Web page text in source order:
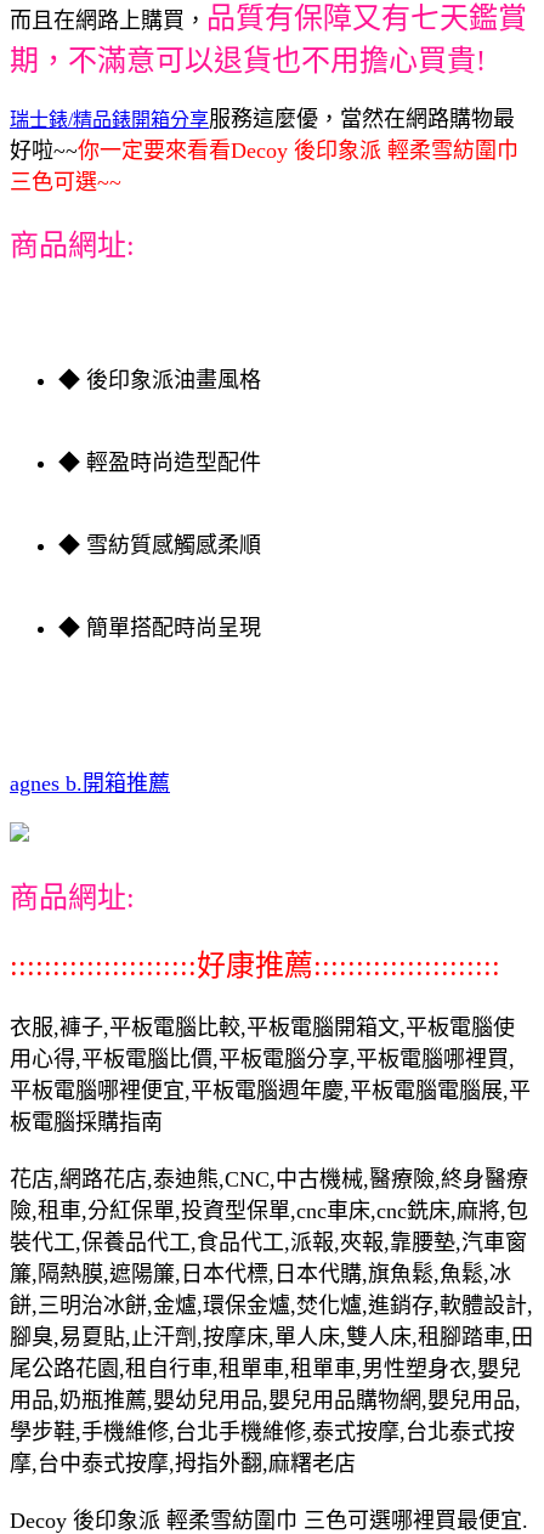
而且在網路上購買， 品質有保障又有七天鑑賞
期，不滿意可以退貨也不用擔心買貴!
瑞士錶/精品錶開箱分享服務這麼優，當然在網路購物最
好啦~~你一定要來看看Decoy 後印象派 輕柔雪紡圍巾
三色可選~~
商品網址:
◆ 後印象派油畫風格
◆ 輕盈時尚造型配件
◆ 雪紡質感觸感柔順
◆ 簡單搭配時尚呈現
agnes b.開箱推薦
商品網址:
::::::::::::::::::::::好康推薦::::::::::::::::::::::
衣服,褲子,平板電腦比較,平板電腦開箱文,平板電腦使
用心得,平板電腦比價,平板電腦分享,平板電腦哪裡買,
平板電腦哪裡便宜,平板電腦週年慶,平板電腦電腦展,平
板電腦採購指南
花店,網路花店,泰迪熊,CNC,中古機械,醫療險,終身醫療
險,租車,分紅保單,投資型保單,cnc車床,cnc銑床,麻將,包
裝代工,保養品代工,食品代工,派報,夾報,靠腰墊,汽車窗
簾,隔熱膜,遮陽簾,日本代標,日本代購,旗魚鬆,魚鬆,冰
餅,三明治冰餅,金爐,環保金爐,焚化爐,進銷存,軟體設計,
腳臭,易夏貼,止汗劑,按摩床,單人床,雙人床,租腳踏車,田
尾公路花園,租自行車,租單車,租單車,男性塑身衣,嬰兒
用品,奶瓶推薦,嬰幼兒用品,嬰兒用品購物網,嬰兒用品,
學步鞋,手機維修,台北手機維修,泰式按摩,台北泰式按
摩,台中泰式按摩,拇指外翻,麻糬老店
Decoy 後印象派 輕柔雪紡圍巾 三色可選哪裡買最便宜.